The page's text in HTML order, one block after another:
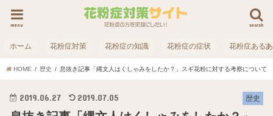
search
menu
ホーム 花粉症対策 花粉症の知識 花粉症の症状 花粉症ある
HOME 歴史 息抜き記事「縄文人はくしゃみをしたか？」スギ花粉に対する考察について
歴史
2019.06.27 2019.07.05